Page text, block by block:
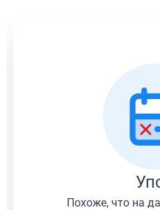
Похоже, что на